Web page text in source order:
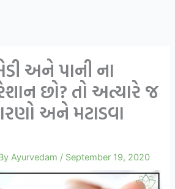
અને પાની ના
છો? તો અત્યારે જ
અને મટાડવા
Ayurvedam / September 19, 2020